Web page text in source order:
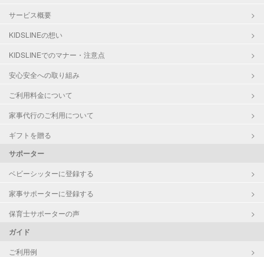
サービス概要
KIDSLINEの想い
KIDSLINEでのマナー・注意点
安心安全への取り組み
ご利用料金について
家事代行のご利用について
ギフトを贈る
サポーター
ベビーシッターに登録する
家事サポーターに登録する
保育士サポーターの声
ガイド
ご利用例